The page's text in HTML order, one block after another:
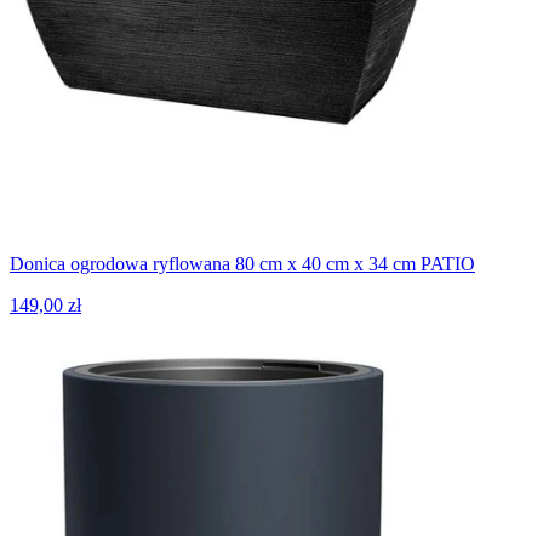
Donica ogrodowa ryflowana 80 cm x 40 cm x 34 cm PATIO
149,00 zł